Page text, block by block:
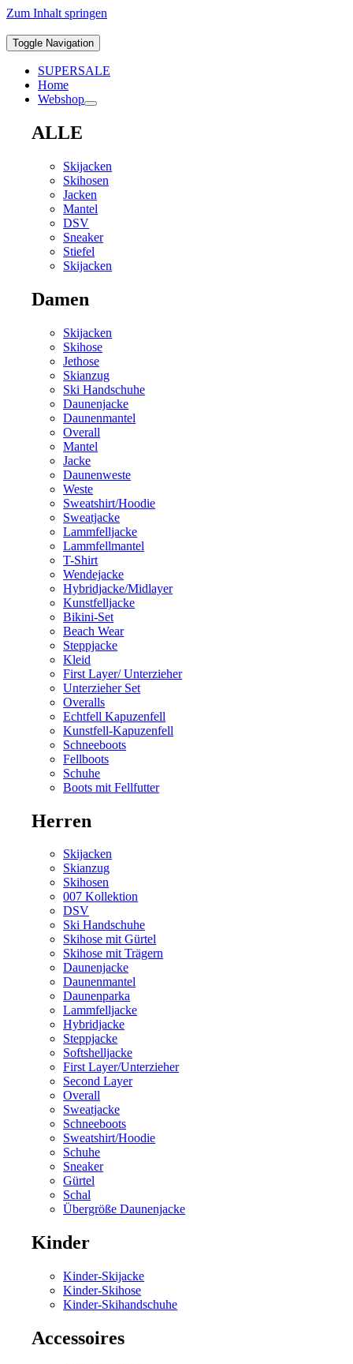
Zum Inhalt springen
Toggle Navigation
SUPERSALE
Home
Webshop
ALLE
Skijacken
Skihosen
Jacken
Mantel
DSV
Sneaker
Stiefel
Skijacken
Damen
Skijacken
Skihose
Jethose
Skianzug
Ski Handschuhe
Daunenjacke
Daunenmantel
Overall
Mantel
Jacke
Daunenweste
Weste
Sweatshirt/Hoodie
Sweatjacke
Lammfelljacke
Lammfellmantel
T-Shirt
Wendejacke
Hybridjacke/Midlayer
Kunstfelljacke
Bikini-Set
Beach Wear
Steppjacke
Kleid
First Layer/ Unterzieher
Unterzieher Set
Overalls
Echtfell Kapuzenfell
Kunstfell-Kapuzenfell
Schneeboots
Fellboots
Schuhe
Boots mit Fellfutter
Herren
Skijacken
Skianzug
Skihosen
007 Kollektion
DSV
Ski Handschuhe
Skihose mit Gürtel
Skihose mit Trägern
Daunenjacke
Daunenmantel
Daunenparka
Lammfelljacke
Hybridjacke
Steppjacke
Softshelljacke
First Layer/Unterzieher
Second Layer
Overall
Sweatjacke
Schneeboots
Sweatshirt/Hoodie
Schuhe
Sneaker
Gürtel
Schal
Übergröße Daunenjacke
Kinder
Kinder-Skijacke
Kinder-Skihose
Kinder-Skihandschuhe
Accessoires